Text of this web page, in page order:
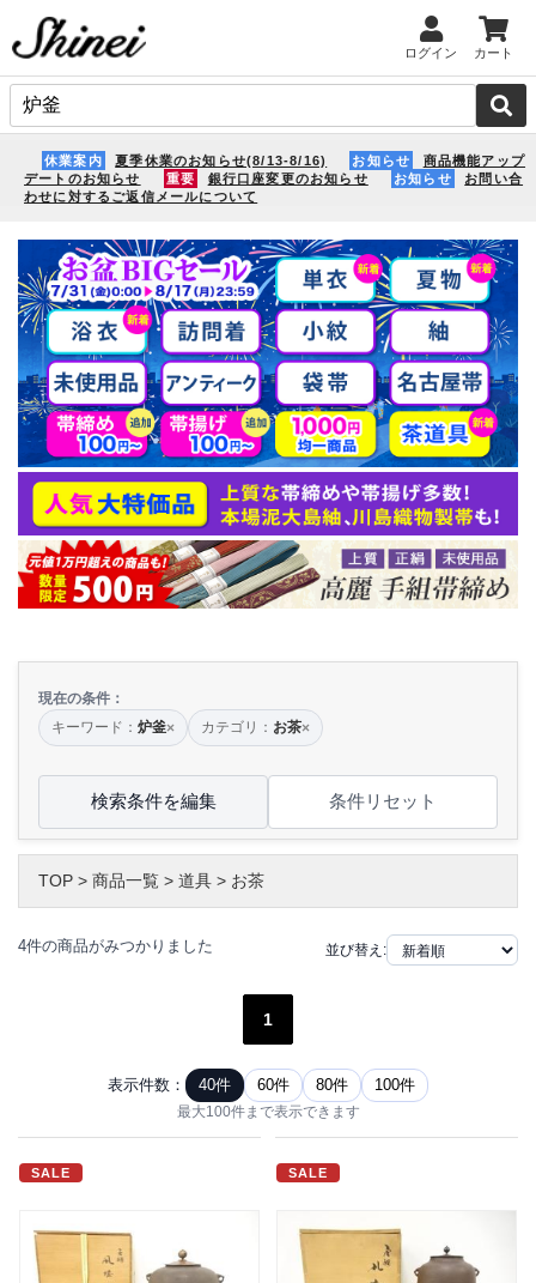
ログイン カート
休業案内 夏季休業のお知らせ(8/13-8/16) お知らせ
商品機能アップ
デートのお知らせ
重要 銀行口座変更のお知らせ お知らせ
お問い合
わせに対するご返信メールについて
現在の条件：
キーワード： 炉釜× カテゴリ： お茶×
検索条件を編集 条件リセット
TOP > 商品一覧 > 道具 > お茶
4件の商品がみつかりました 並び替え:
1
表示件数： 40件 60件 80件 100件
最大100件まで表示できます
SALE SALE